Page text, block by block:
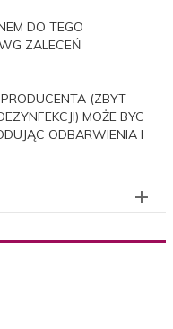
DO TEGO
ZALECEŃ
(ZBYT
MOŻE BYC
ODBARWIENIA I